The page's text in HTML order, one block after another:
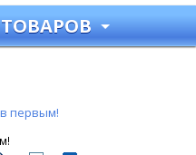
первым!